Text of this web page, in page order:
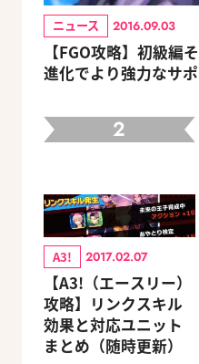
ニュース 2016.09.03
【FGO攻略】初級
進化でより強力なサ
2
A3! 2017.02.07
【A3!（エースリー）
攻略】リンクスキル
効果と対応ユニット
まとめ（随時更新）